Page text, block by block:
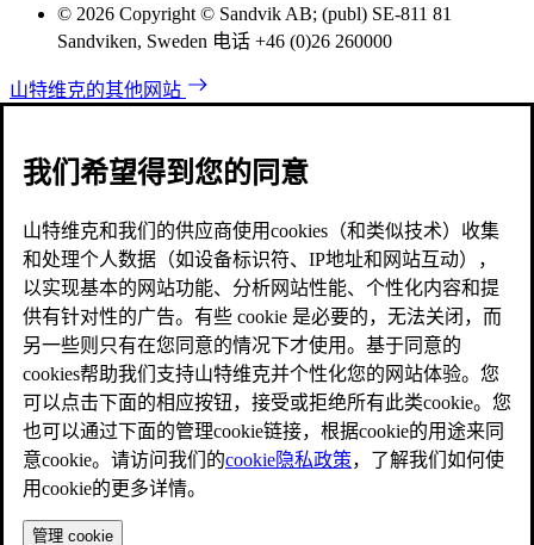
© 2026 Copyright © Sandvik AB; (publ) SE-811 81
Sandviken, Sweden 电话 +46 (0)26 260000
山特维克的其他网站
我们希望得到您的同意
山特维克和我们的供应商使用cookies（和类似技术）收集
和处理个人数据（如设备标识符、IP地址和网站互动），
以实现基本的网站功能、分析网站性能、个性化内容和提
供有针对性的广告。有些 cookie 是必要的，无法关闭，而
另一些则只有在您同意的情况下才使用。基于同意的
cookies帮助我们支持山特维克并个性化您的网站体验。您
可以点击下面的相应按钮，接受或拒绝所有此类cookie。您
也可以通过下面的管理cookie链接，根据cookie的用途来同
意cookie。请访问我们的cookie隐私政策，了解我们如何使
用cookie的更多详情。
管理 cookie